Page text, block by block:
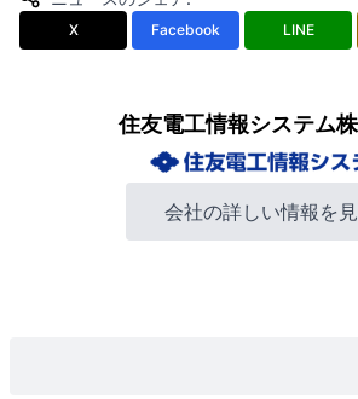
X Facebook LINE
住友電工情報システム
会社の詳しい情報を